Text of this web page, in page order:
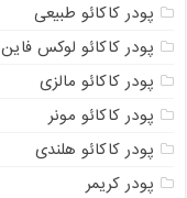
پودر کاکائو طبیعی
پودر کاکائو لوکس فاین
پودر کاکائو مالزی
پودر کاکائو مونر
پودر کاکائو هلندی
پودر کریمر